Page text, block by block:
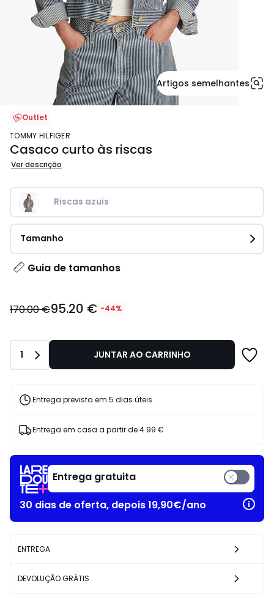
Artigos semelhantes
Outlet
TOMMY HILFIGER
Casaco curto às riscas
Ver descrição
Riscas azuis
Tamanho
Guia de tamanhos
€
170.00
€
de
desconto
170.00 €95.20 € -44%
Quantidade
1 JUNTAR AO CARRINHO
Entrega prevista em 5 dias úteis.
Entrega em casa a partir de4.99 €
Entrega gratuita
30 dias de oferta, depois 19,90€/ano
ENTREGA
DEVOLUÇÃO GRÁTIS